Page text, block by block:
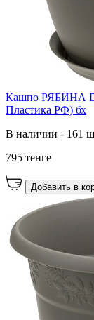
Кашпо РЯБИНА
Пластика РФ) бх
В наличии - 161
795 тенге
Добавить в